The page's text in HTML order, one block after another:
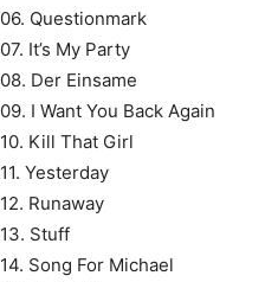
06. Questionmark
07. It’s My Party
08. Der Einsame
09. I Want You Back Again
10. Kill That Girl
11. Yesterday
12. Runaway
13. Stuff
14. Song For Michael